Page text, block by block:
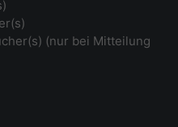
(nur bei Mitteilung